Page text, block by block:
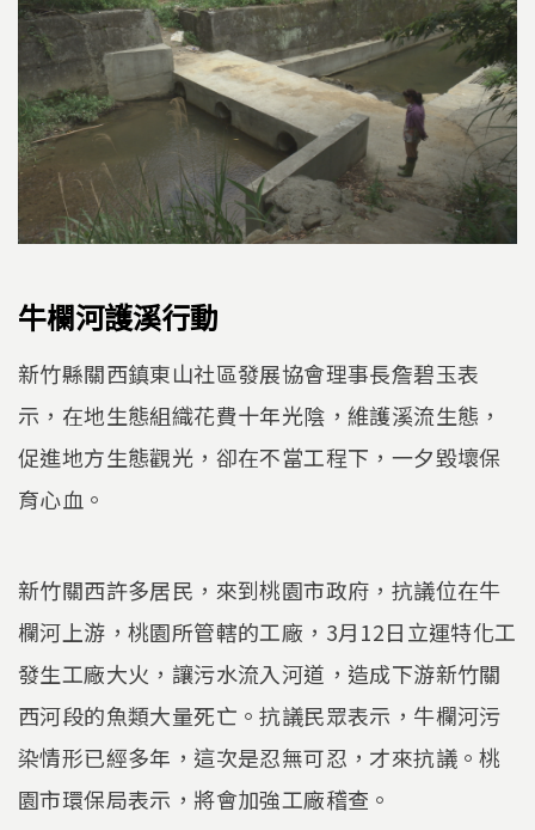
牛欄河護溪行動
新竹縣關西鎮東山社區發展協會理事長詹碧玉表
示，在地生態組織花費十年光陰，維護溪流生態，
促進地方生態觀光，卻在不當工程下，一夕毀壞保
育心血。
新竹關西許多居民，來到桃園市政府，抗議位在牛
欄河上游，桃園所管轄的工廠，3月12日立運特化工
發生工廠大火，讓污水流入河道，造成下游新竹關
西河段的魚類大量死亡。抗議民眾表示，牛欄河污
染情形已經多年，這次是忍無可忍，才來抗議。桃
園市環保局表示，將會加強工廠稽查。